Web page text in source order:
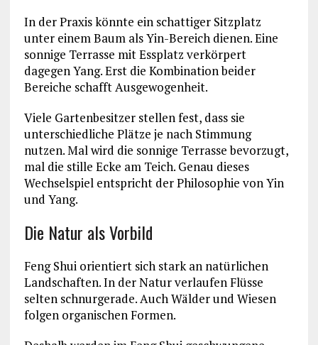
In der Praxis könnte ein schattiger Sitzplatz
unter einem Baum als Yin-Bereich dienen. Eine
sonnige Terrasse mit Essplatz verkörpert
dagegen Yang. Erst die Kombination beider
Bereiche schafft Ausgewogenheit.
Viele Gartenbesitzer stellen fest, dass sie
unterschiedliche Plätze je nach Stimmung
nutzen. Mal wird die sonnige Terrasse bevorzugt,
mal die stille Ecke am Teich. Genau dieses
Wechselspiel entspricht der Philosophie von Yin
und Yang.
Die Natur als Vorbild
Feng Shui orientiert sich stark an natürlichen
Landschaften. In der Natur verlaufen Flüsse
selten schnurgerade. Auch Wälder und Wiesen
folgen organischen Formen.